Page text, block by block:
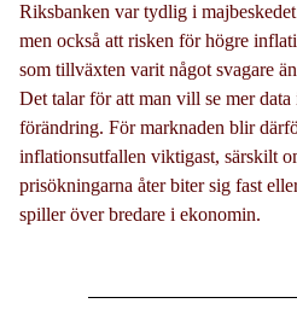
Riksbanken var tydlig i
men också att risken för högre
som tillväxten varit något svagare
Det talar för att man vill se mer
förändring. För marknaden blir
inflationsutfallen viktigast, särskilt
prisökningarna åter biter sig fast
spiller över bredare i ekonomin.